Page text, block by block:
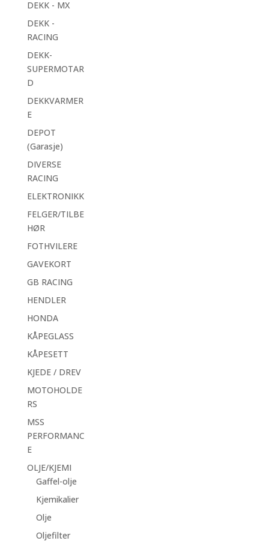
DEKK - MX
DEKK -
RACING
DEKK-
SUPERMOTAR
D
DEKKVARMER
E
DEPOT
(Garasje)
DIVERSE
RACING
ELEKTRONIKK
FELGER/TILBE
HØR
FOTHVILERE
GAVEKORT
GB RACING
HENDLER
HONDA
KÅPEGLASS
KÅPESETT
KJEDE / DREV
MOTOHOLDE
RS
MSS
PERFORMANC
E
OLJE/KJEMI
Gaffel-olje
Kjemikalier
Olje
Oljefilter